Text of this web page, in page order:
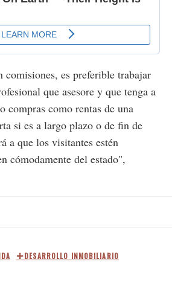
comisiones, es preferible trabajar
que asesore y que tenga a
compras como rentas de una
si es a largo plazo o de fin de
a que los visitantes estén
cómodamente del estado",
DESARROLLO INMOBILIARIO